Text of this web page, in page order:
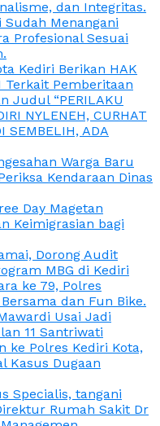
dan Integritas.
Menangani
Profesional Sesuai
Kediri Berikan HAK
Terkait Pemberitaan
Judul “PERILAKU
NYLENEH, CURHAT
SEMBELIH, ADA
Warga Baru
Kendaraan Dinas
Day Magetan
Keimigrasian bagi
Dorong Audit
MBG di Kediri
ke 79, Polres
dan Fun Bike.
Usai Jadi
11 Santriwati
ke Polres Kediri Kota,
Kasus Dugaan
Specialis, tangani
Rumah Sakit Dr